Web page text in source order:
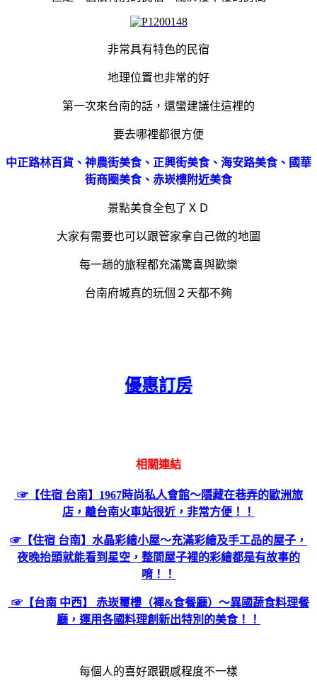
非常具有特色的民宿
地理位置也非常的好
第一次來台南的話，還蠻建議住這裡的
要去哪裡都很方便
中正路林百貨、神農街美食、正興街美食、海安路美食、國華
街商圈美食、赤崁樓附近美食
景點美食全包了ＸＤ
大家有需要也可以跟管家拿自己做的地圖
每一趟的旅程都充滿驚喜與歡樂
台南府城真的玩個２天都不夠
優惠訂房
相關連結
☞【住宿 台南】1967時尚私人會館～隱藏在巷弄的歐洲旅
店，離台南火車站很近，非常方便！！
☞【住宿 台南】水晶彩繪小屋～充滿彩繪及手工品的屋子，
夜晚抬頭就能看到星空，整間屋子裡的彩繪都是有故事的
唷！！
☞【台南 中西】 赤崁璽樓（襌&食餐廳）～異國蔬食料理餐
廳，運用各國料理創新出特別的美食！！
每個人的喜好跟觀感程度不一樣